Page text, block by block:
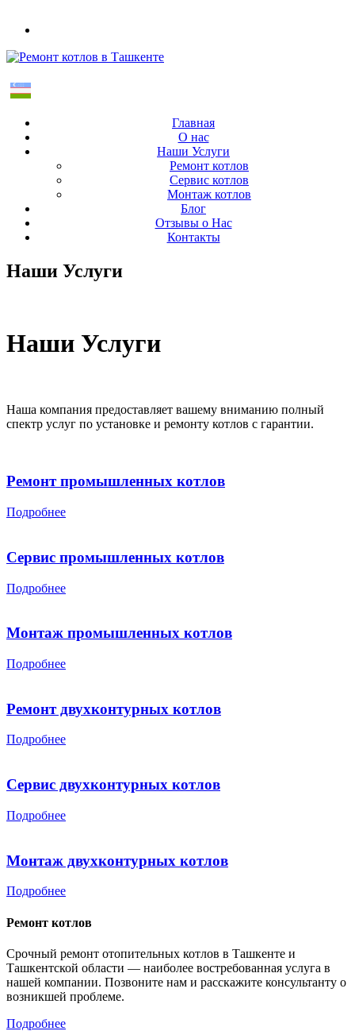
Главная
О нас
Наши Услуги
Ремонт котлов
Сервис котлов
Монтаж котлов
Блог
Отзывы о Нас
Контакты
Наши Услуги
Наши Услуги
Наша компания предоставляет вашему вниманию полный
спектр услуг по установке и ремонту котлов с гарантии.
Ремонт промышленных котлов
Подробнее
Сервис промышленных котлов
Подробнее
Монтаж промышленных котлов
Подробнее
Ремонт двухконтурных котлов
Подробнее
Сервис двухконтурных котлов
Подробнее
Монтаж двухконтурных котлов
Подробнее
Ремонт котлов
Срочный ремонт отопительных котлов в Ташкенте и
Ташкентской области — наиболее востребованная услуга в
нашей компании. Позвоните нам и расскажите консультанту о
возникшей проблеме.
Подробнее